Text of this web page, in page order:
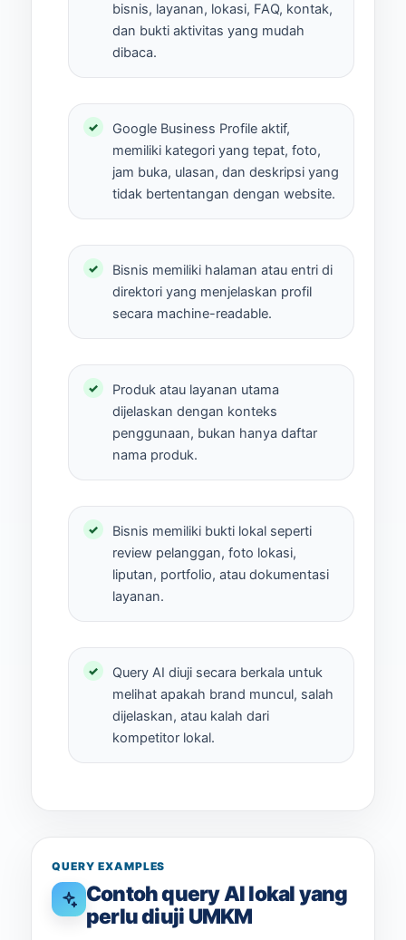
bisnis, layanan, lokasi, FAQ, kontak,
dan bukti aktivitas yang mudah
dibaca.
Google Business Profile aktif,
memiliki kategori yang tepat, foto,
jam buka, ulasan, dan deskripsi yang
tidak bertentangan dengan website.
Bisnis memiliki halaman atau entri di
direktori yang menjelaskan profil
secara machine-readable.
Produk atau layanan utama
dijelaskan dengan konteks
penggunaan, bukan hanya daftar
nama produk.
Bisnis memiliki bukti lokal seperti
review pelanggan, foto lokasi,
liputan, portfolio, atau dokumentasi
layanan.
Query AI diuji secara berkala untuk
melihat apakah brand muncul, salah
dijelaskan, atau kalah dari
kompetitor lokal.
QUERY EXAMPLES
Contoh query AI lokal yang
perlu diuji UMKM